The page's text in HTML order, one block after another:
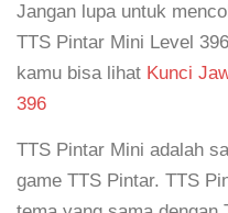
Jangan lupa untuk
TTS Pintar Mini Level
kamu bisa lihat Kunci
396
TTS Pintar Mini adalah
game TTS Pintar. TTS